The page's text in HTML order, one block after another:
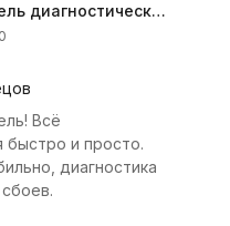
Кабель диагностический ГАЗ 24 для АВТОАС
Всё
быстро и просто.
диагностика